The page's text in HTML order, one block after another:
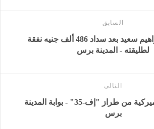
السابق
الإفراج عن إبراهيم سعيد بعد سداد 486 ألف جنيه نفقة
لطليقته - المدينة برس
التالى
تحطم مقاتلة أميركية من طراز "إف-35" - بوابة المدينة
برس